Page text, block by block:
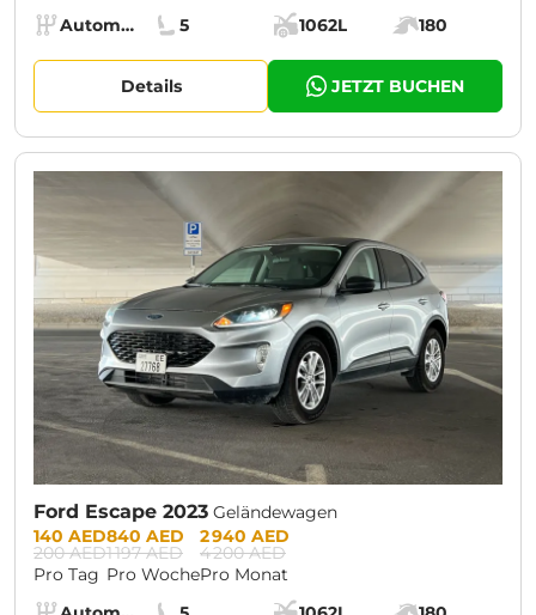
Specs:
Getriebe:
Automatik (AT)
Sitze:
5
Kofferraumvolumen:
1062L
Motorleistung:
180
Details JETZT BUCHEN
Ford Escape 2023 Geländewagen
CURRENT PROMOTION:
Prices:
140 AED
200 AED
Pro Tag
840 AED
1 197 AED
Pro Woche
2 940 AED
4 200 AED
Pro Monat